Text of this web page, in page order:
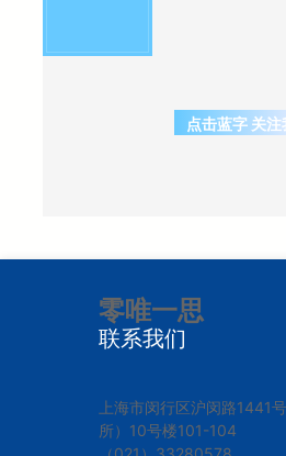
点击蓝字 关注
零唯一思
联系我们
上海市闵行区沪闵路1441
所）10号楼101-104